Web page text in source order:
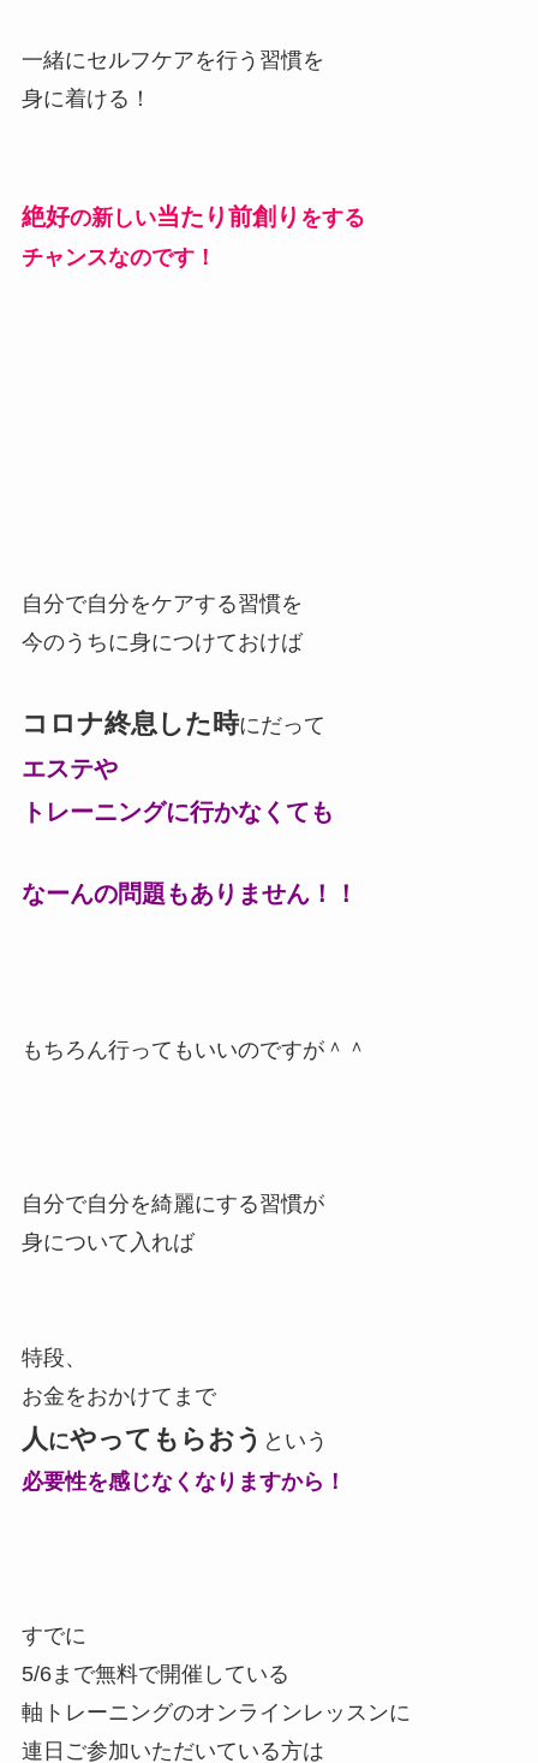
一緒にセルフケアを行う習慣を
身に着ける！
絶好の新しい当たり前創り をする
チャンスなのです！
自分で自分をケアする習慣を
今のうちに身につけておけば
コロナ終息した時にだって
エステや
トレーニングに行かなくても
なーんの問題もありません！！
もちろん行ってもいいのですが＾＾
自分で自分を綺麗にする習慣が
身について入れば
特段、
お金をおかけてまで
人 にやってもらおう という
必要性を感じなくなりますから！
すでに
5/6まで無料で開催している
軸トレーニングのオンラインレッスンに
連日ご参加いただいている方は